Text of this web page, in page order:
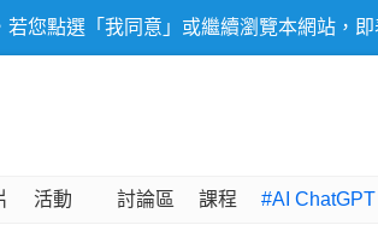
您點選「我同意」或繼續瀏覽本網站，
活動 討論區 課程 #AI ChatGPT